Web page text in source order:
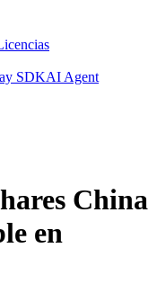
SDKAI Agent
China
en